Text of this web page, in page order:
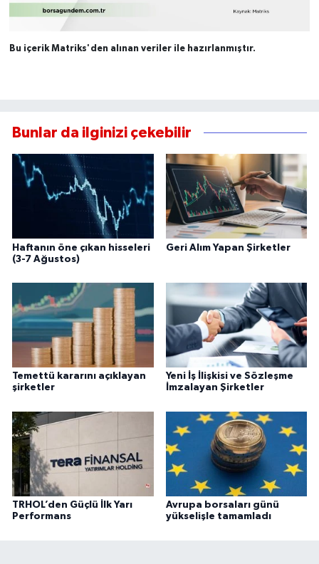
Bu içerik Matriks'den alınan veriler ile hazırlanmıştır.
Bunlar da ilginizi çekebilir
Haftanın öne çıkan hisseleri
(3-7 Ağustos)
Geri Alım Yapan Şirketler
Temettü kararını açıklayan
şirketler
Yeni İş İlişkisi ve Sözleşme
İmzalayan Şirketler
TRHOL’den Güçlü İlk Yarı
Performans
Avrupa borsaları günü
yükselişle tamamladı